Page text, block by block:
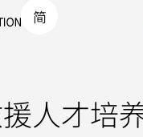
简
人才培